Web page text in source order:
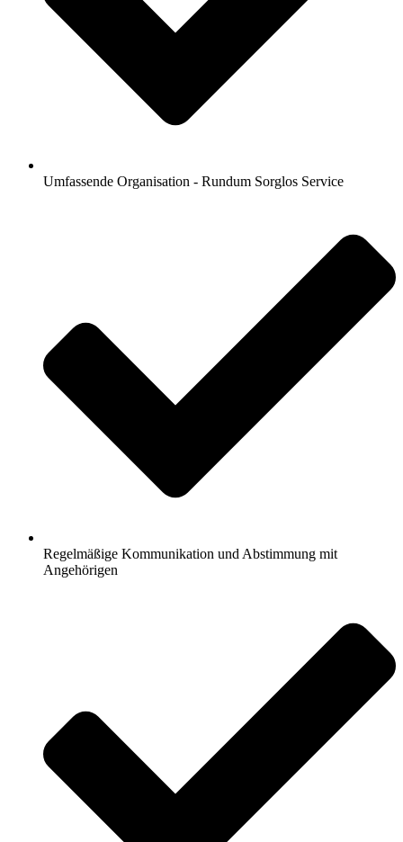
Umfassende Organisation - Rundum Sorglos Service
Regelmäßige Kommunikation und Abstimmung mit
Angehörigen